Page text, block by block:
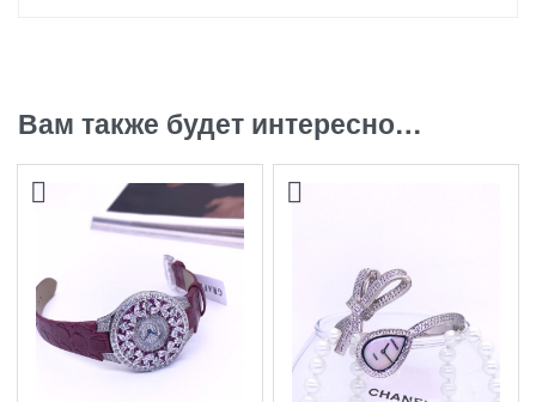
Вам также будет интересно…